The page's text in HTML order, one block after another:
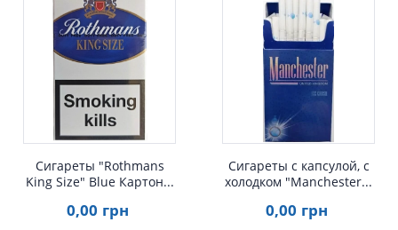
Быстрый просмотр
Сигареты "Rothmans
King Size" Blue Картон...
0,00 грн
Быстрый просмотр
Сигареты с капсулой, с
холодком "Manchester...
0,00 грн